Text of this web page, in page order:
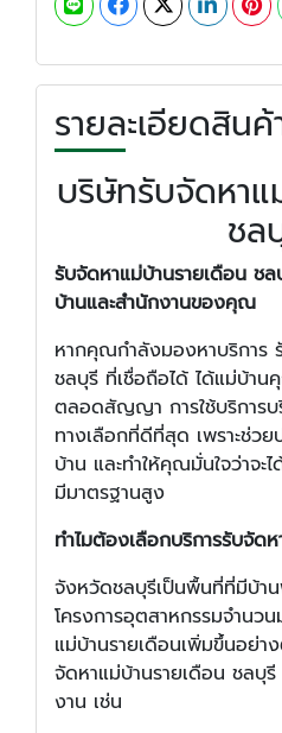
รายละเอียดสินค้
บริษัทรับจัดหาแ
ชล
รับจัดหาแม่บ้านรายเดือน ช
บ้านและสำนักงานของคุณ
หากคุณกำลังมองหาบริการ
ชลบุรี ที่เชื่อถือได้ ได้แม่บ้า
ตลอดสัญญา การใช้บริการ
ทางเลือกที่ดีที่สุด เพราะช่วย
บ้าน และทำให้คุณมั่นใจว่าจะ
มีมาตรฐานสูง
ทำไมต้องเลือกบริการรับจัด
จังหวัดชลบุรีเป็นพื้นที่ที่มีบ้า
โครงการอุตสาหกรรมจำนว
แม่บ้านรายเดือนเพิ่มขึ้นอย่า
จัดหาแม่บ้านรายเดือน ชลบุ
งาน เช่น